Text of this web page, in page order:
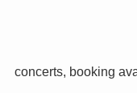
concerts, booking